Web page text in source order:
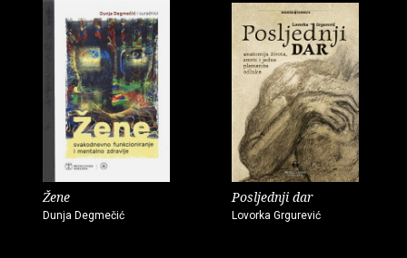
Žene
Dunja Degmečić
Posljednji dar
Lovorka Grgurević